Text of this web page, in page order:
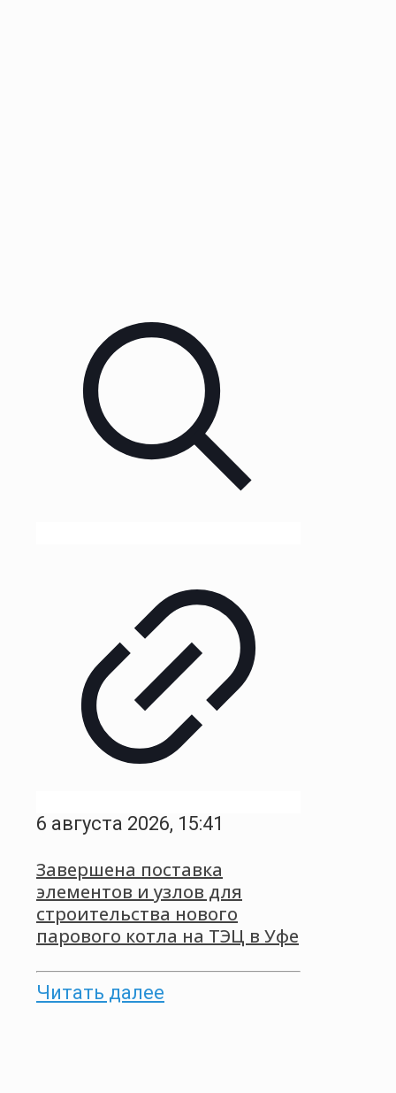
6 августа 2026, 15:41
Завершена поставка
элементов и узлов для
строительства нового
парового котла на ТЭЦ в Уфе
Читать далее